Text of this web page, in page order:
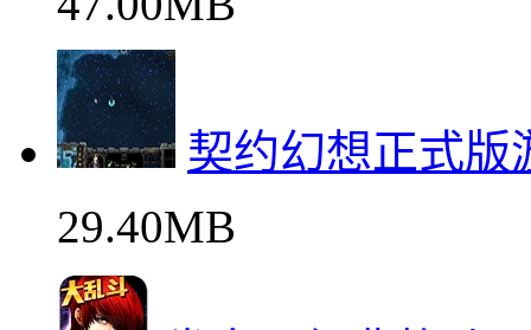
契约幻想正式版
29.40MB